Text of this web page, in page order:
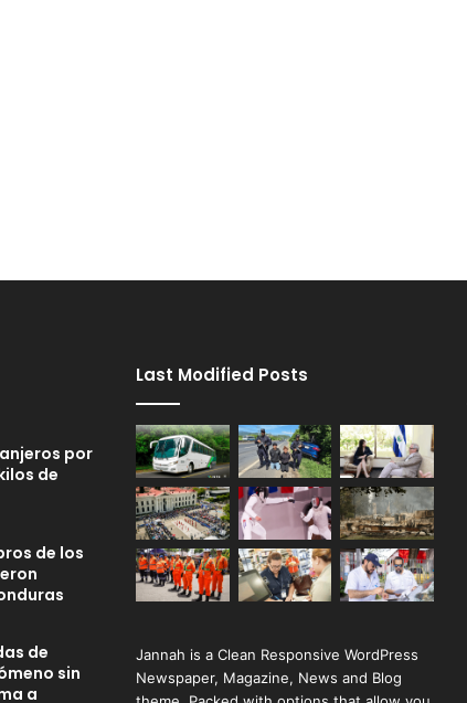
por
de
de los
de
sin
a
Last Modified Posts
Jannah is a Clean Responsive WordPress
Newspaper, Magazine, News and Blog